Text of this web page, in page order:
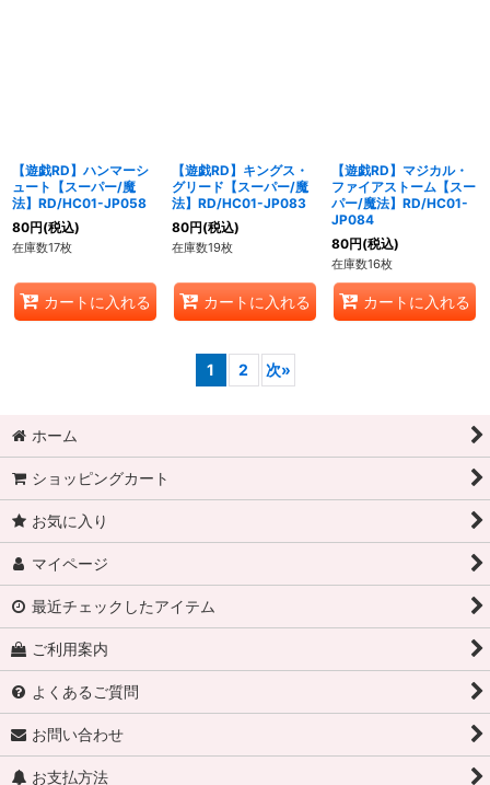
【遊戯RD】ハンマーシ
ュート【スーパー/魔
法】RD/HC01-JP058
80円(税込)
在庫数17枚
カートに入れる
【遊戯RD】キングス・
グリード【スーパー/魔
法】RD/HC01-JP083
80円(税込)
在庫数19枚
カートに入れる
【遊戯RD】マジカル・
ファイアストーム【スー
パー/魔法】RD/HC01-
JP084
80円(税込)
在庫数16枚
カートに入れる
1 2 次»
ホーム
ショッピングカート
お気に入り
マイページ
最近チェックしたアイテム
ご利用案内
よくあるご質問
お問い合わせ
お支払方法